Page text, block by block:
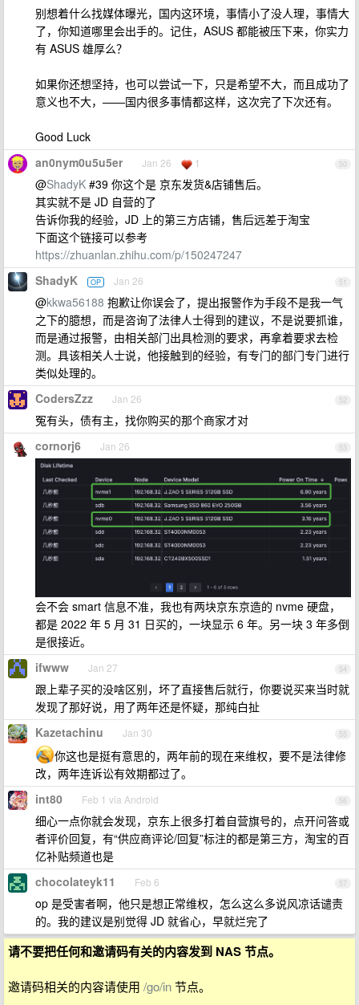
别想着什么找媒体曝光，国内这环境，事情小了没人理，事情大
了，你知道哪里会出手的。记住，ASUS 都能被压下来，你实力
有 ASUS 雄厚么？
如果你还想坚持，也可以尝试一下，只是希望不大，而且成功了
意义也不大，——国内很多事情都这样，这次完了下次还有。
Good Luck
50
an0nym0u5u5er Jan 26 1
@ShadyK #39 你这个是 京东发货&店铺售后。
其实就不是 JD 自营的了
告诉你我的经验，JD 上的第三方店铺，售后远差于淘宝
下面这个链接可以参考
https://zhuanlan.zhihu.com/p/150247247
51
ShadyK OP Jan 26
@kkwa56188 抱歉让你误会了，提出报警作为手段不是我一气
之下的臆想，而是咨询了法律人士得到的建议，不是说要抓谁，
而是通过报警，由相关部门出具检测的要求，再拿着要求去检
测。具该相关人士说，他接触到的经验，有专门的部门专门进行
类似处理的。
52
CodersZzz Jan 26
冤有头，债有主，找你购买的那个商家才对
53
cornorj6 Jan 26
会不会 smart 信息不准，我也有两块京东京造的 nvme 硬盘，
都是 2022 年 5 月 31 日买的，一块显示 6 年。另一块 3 年多倒
是很接近。
54
ifwww Jan 27
跟上辈子买的没啥区别，坏了直接售后就行，你要说买来当时就
发现了那好说，用了两年还是怀疑，那纯白扯
55
Kazetachinu Jan 30
你这也是挺有意思的，两年前的现在来维权，要不是法律修
改，两年连诉讼有效期都过了。
56
int80 Feb 1 via Android
细心一点你就会发现，京东上很多打着自营旗号的，点开问答或
者评价回复，有“供应商评论/回复”标注的都是第三方，淘宝的百
亿补贴频道也是
57
chocolateyk11 Feb 6
op 是受害者啊，他只是想正常维权，怎么这么多说风凉话谴责
的。我的建议是别觉得 JD 就省心，早就烂完了
请不要把任何和邀请码有关的内容发到 NAS 节点。
邀请码相关的内容请使用 /go/in节点。